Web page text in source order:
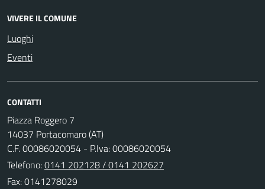
VIVERE IL COMUNE
Luoghi
Eventi
CONTATTI
Piazza Roggero 7
14037 Portacomaro (AT)
C.F. 00086020054 - P.Iva: 00086020054
Telefono:0141 202128 / 0141 202627
Fax: 0141278029